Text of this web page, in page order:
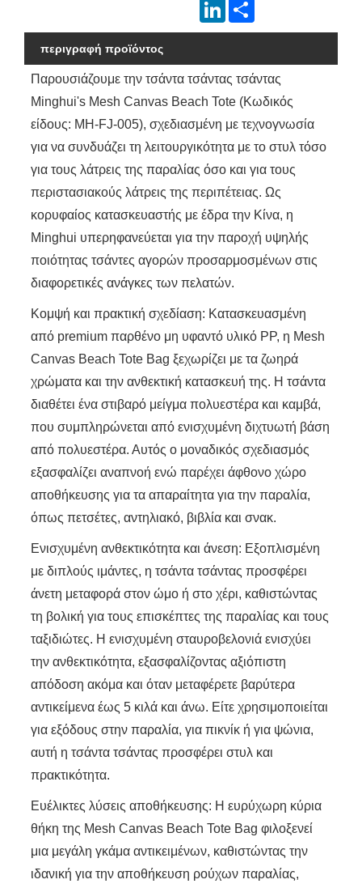
LinkedIn
περιγραφή προϊόντος
Παρουσιάζουμε την τσάντα τσάντας τσάντας
Minghui's Mesh Canvas Beach Tote (Κωδικός
είδους: MH-FJ-005), σχεδιασμένη με τεχνογνωσία
για να συνδυάζει τη λειτουργικότητα με το στυλ τόσο
για τους λάτρεις της παραλίας όσο και για τους
περιστασιακούς λάτρεις της περιπέτειας. Ως
κορυφαίος κατασκευαστής με έδρα την Κίνα, η
Minghui υπερηφανεύεται για την παροχή υψηλής
ποιότητας τσάντες αγορών προσαρμοσμένων στις
διαφορετικές ανάγκες των πελατών.
Κομψή και πρακτική σχεδίαση: Κατασκευασμένη
από premium παρθένο μη υφαντό υλικό PP, η Mesh
Canvas Beach Tote Bag ξεχωρίζει με τα ζωηρά
χρώματα και την ανθεκτική κατασκευή της. Η τσάντα
διαθέτει ένα στιβαρό μείγμα πολυεστέρα και καμβά,
που συμπληρώνεται από ενισχυμένη διχτυωτή βάση
από πολυεστέρα. Αυτός ο μοναδικός σχεδιασμός
εξασφαλίζει αναπνοή ενώ παρέχει άφθονο χώρο
αποθήκευσης για τα απαραίτητα για την παραλία,
όπως πετσέτες, αντηλιακό, βιβλία και σνακ.
Ενισχυμένη ανθεκτικότητα και άνεση: Εξοπλισμένη
με διπλούς ιμάντες, η τσάντα τσάντας προσφέρει
άνετη μεταφορά στον ώμο ή στο χέρι, καθιστώντας
τη βολική για τους επισκέπτες της παραλίας και τους
ταξιδιώτες. Η ενισχυμένη σταυροβελονιά ενισχύει
την ανθεκτικότητα, εξασφαλίζοντας αξιόπιστη
απόδοση ακόμα και όταν μεταφέρετε βαρύτερα
αντικείμενα έως 5 κιλά και άνω. Είτε χρησιμοποιείται
για εξόδους στην παραλία, για πικνίκ ή για ψώνια,
αυτή η τσάντα τσάντας προσφέρει στυλ και
πρακτικότητα.
Ευέλικτες λύσεις αποθήκευσης: Η ευρύχωρη κύρια
θήκη της Mesh Canvas Beach Tote Bag φιλοξενεί
μια μεγάλη γκάμα αντικειμένων, καθιστώντας την
ιδανική για την αποθήκευση ρούχων παραλίας,